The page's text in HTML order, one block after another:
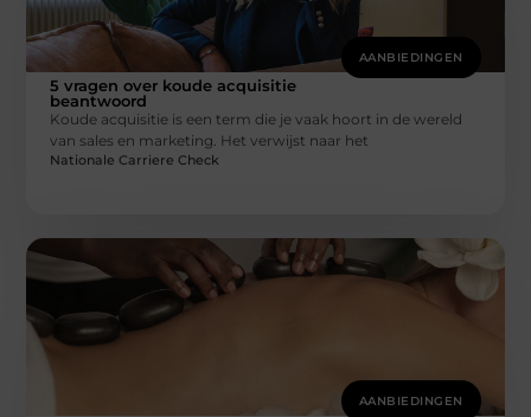
AANBIEDINGEN
5 vragen over koude acquisitie
beantwoord
Koude acquisitie is een term die je vaak hoort in de wereld
van sales en marketing. Het verwijst naar het
Nationale Carriere Check
AANBIEDINGEN